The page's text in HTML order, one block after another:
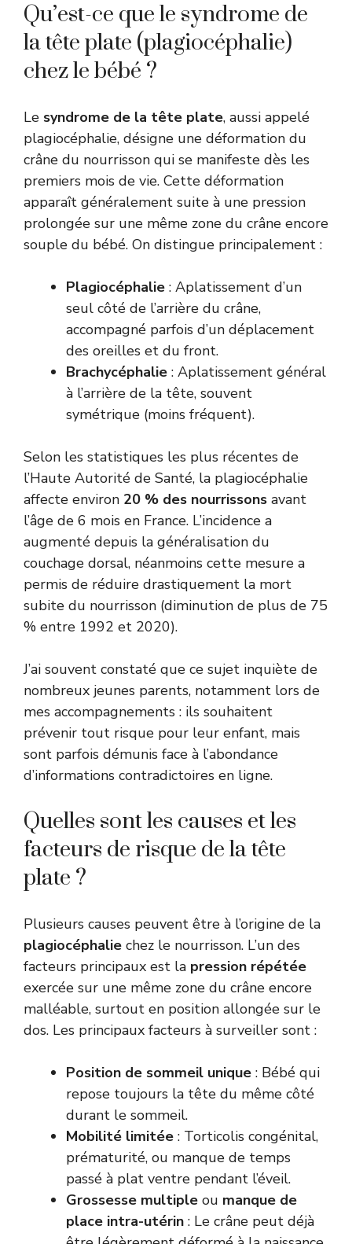
Qu’est-ce que le syndrome de
la tête plate (plagiocéphalie)
chez le bébé ?
Le syndrome de la tête plate, aussi appelé
plagiocéphalie, désigne une déformation du
crâne du nourrisson qui se manifeste dès les
premiers mois de vie. Cette déformation
apparaît généralement suite à une pression
prolongée sur une même zone du crâne encore
souple du bébé. On distingue principalement :
Plagiocéphalie : Aplatissement d’un
seul côté de l’arrière du crâne,
accompagné parfois d’un déplacement
des oreilles et du front.
Brachycéphalie : Aplatissement général
à l’arrière de la tête, souvent
symétrique (moins fréquent).
Selon les statistiques les plus récentes de
l’Haute Autorité de Santé, la plagiocéphalie
affecte environ 20 % des nourrissons avant
l’âge de 6 mois en France. L’incidence a
augmenté depuis la généralisation du
couchage dorsal, néanmoins cette mesure a
permis de réduire drastiquement la mort
subite du nourrisson (diminution de plus de 75
% entre 1992 et 2020).
J’ai souvent constaté que ce sujet inquiète de
nombreux jeunes parents, notamment lors de
mes accompagnements : ils souhaitent
prévenir tout risque pour leur enfant, mais
sont parfois démunis face à l’abondance
d’informations contradictoires en ligne.
Quelles sont les causes et les
facteurs de risque de la tête
plate ?
Plusieurs causes peuvent être à l’origine de la
plagiocéphalie chez le nourrisson. L’un des
facteurs principaux est la pression répétée
exercée sur une même zone du crâne encore
malléable, surtout en position allongée sur le
dos. Les principaux facteurs à surveiller sont :
Position de sommeil unique : Bébé qui
repose toujours la tête du même côté
durant le sommeil.
Mobilité limitée : Torticolis congénital,
prématurité, ou manque de temps
passé à plat ventre pendant l’éveil.
Grossesse multiple ou manque de
place intra-utérin : Le crâne peut déjà